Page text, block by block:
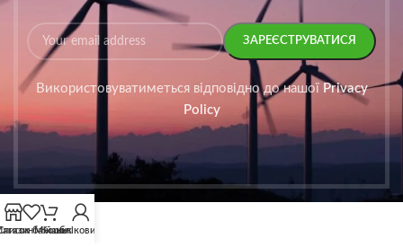
Використовуватиметься відповідно до нашої Privacy
Policy
бажань
Кошик
Мій обліковий запис